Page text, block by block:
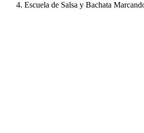
Escuela de Salsa y Bachata